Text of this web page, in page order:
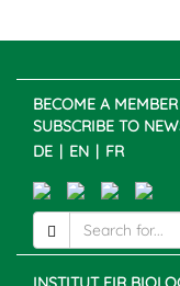
BECOME A MEMBER
SUBSCRIBE TO
DE
EN FR